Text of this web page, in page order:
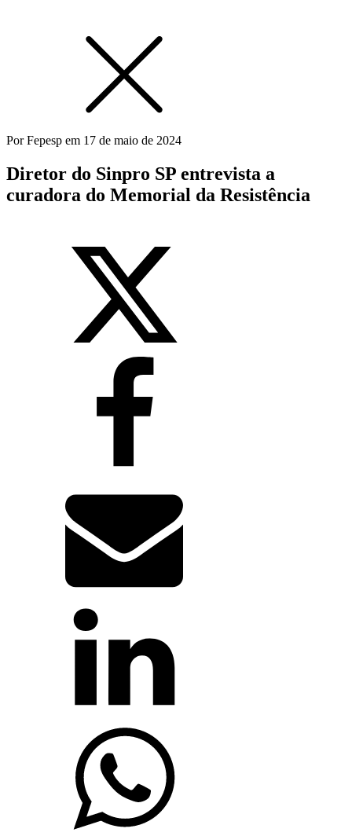
PorFepesp em 17 de maio de 2024
Diretor do Sinpro SP entrevista a
curadora do Memorial da Resistência